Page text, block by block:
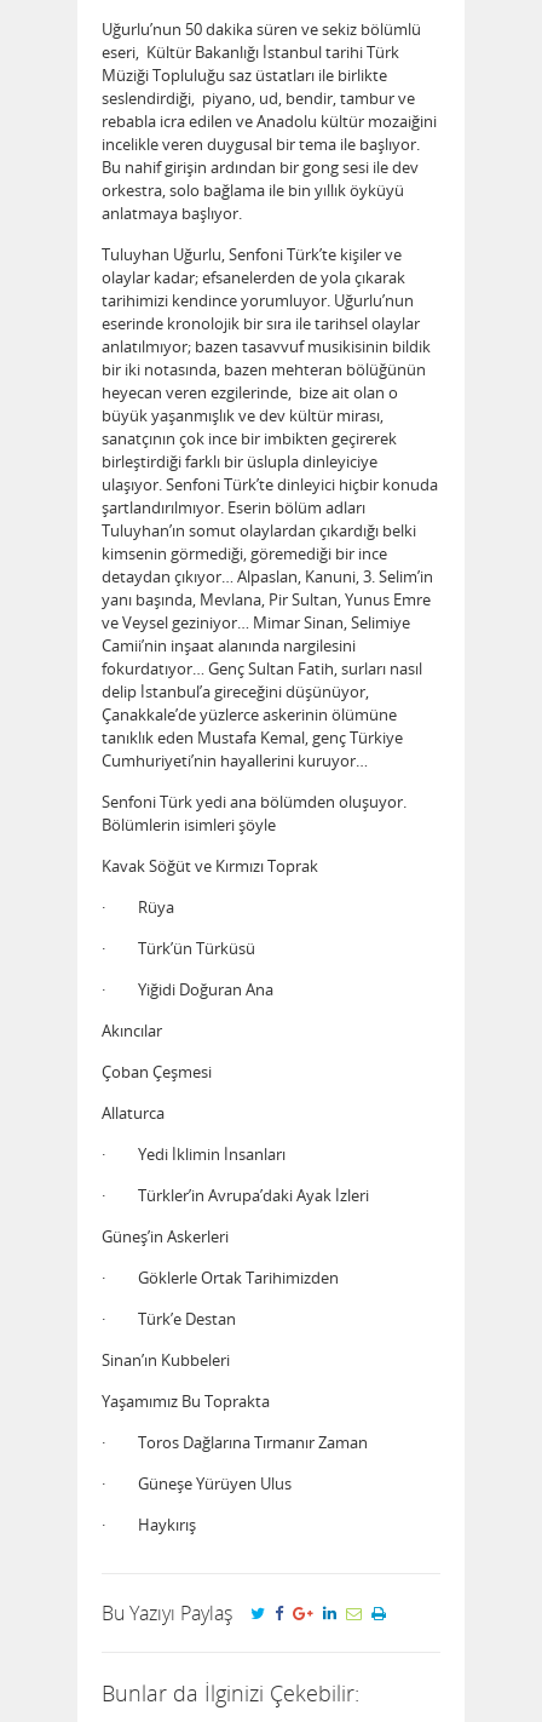
Uğurlu’nun 50 dakika süren ve sekiz bölümlü
eseri, Kültür Bakanlığı İstanbul tarihi Türk
Müziği Topluluğu saz üstatları ile birlikte
seslendirdiği, piyano, ud, bendir, tambur ve
rebabla icra edilen ve Anadolu kültür mozaiğini
incelikle veren duygusal bir tema ile başlıyor.
Bu nahif girişin ardından bir gong sesi ile dev
orkestra, solo bağlama ile bin yıllık öyküyü
anlatmaya başlıyor.
Tuluyhan Uğurlu, Senfoni Türk’te kişiler ve
olaylar kadar; efsanelerden de yola çıkarak
tarihimizi kendince yorumluyor. Uğurlu’nun
eserinde kronolojik bir sıra ile tarihsel olaylar
anlatılmıyor; bazen tasavvuf musikisinin bildik
bir iki notasında, bazen mehteran bölüğünün
heyecan veren ezgilerinde, bize ait olan o
büyük yaşanmışlık ve dev kültür mirası,
sanatçının çok ince bir imbikten geçirerek
birleştirdiği farklı bir üslupla dinleyiciye
ulaşıyor. Senfoni Türk’te dinleyici hiçbir konuda
şartlandırılmıyor. Eserin bölüm adları
Tuluyhan’ın somut olaylardan çıkardığı belki
kimsenin görmediği, göremediği bir ince
detaydan çıkıyor… Alpaslan, Kanuni, 3. Selim’in
yanı başında, Mevlana, Pir Sultan, Yunus Emre
ve Veysel geziniyor… Mimar Sinan, Selimiye
Camii’nin inşaat alanında nargilesini
fokurdatıyor… Genç Sultan Fatih, surları nasıl
delip İstanbul’a gireceğini düşünüyor,
Çanakkale’de yüzlerce askerinin ölümüne
tanıklık eden Mustafa Kemal, genç Türkiye
Cumhuriyeti’nin hayallerini kuruyor…
Senfoni Türk yedi ana bölümden oluşuyor.
Bölümlerin isimleri şöyle
Kavak Söğüt ve Kırmızı Toprak
· Rüya
· Türk’ün Türküsü
· Yiğidi Doğuran Ana
Akıncılar
Çoban Çeşmesi
Allaturca
· Yedi İklimin İnsanları
· Türkler’in Avrupa’daki Ayak İzleri
Güneş’in Askerleri
· Göklerle Ortak Tarihimizden
· Türk’e Destan
Sinan’ın Kubbeleri
Yaşamımız Bu Toprakta
· Toros Dağlarına Tırmanır Zaman
· Güneşe Yürüyen Ulus
· Haykırış
Bu Yazıyı Paylaş
Bunlar da İlginizi Çekebilir: